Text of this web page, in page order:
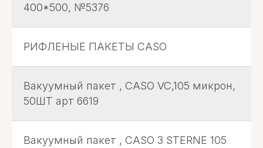
400*500, №5376
РИФЛЕНЫЕ ПАКЕТЫ CASO
Вакуумный пакет , CASO VC,105 микрон,
50ШТ арт 6619
Вакуумный пакет , CASO 3 STERNE 105